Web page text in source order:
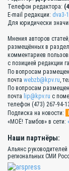
Телефон редактора:
E-mail редакции: dva3-
Для юридически
Мнения авторов
размещённых в
комментариев
с позицией редакции
По вопросам
почта webzb@kpv.ru,
По вопросам
почта lip@kpv.ru с
телефон (473) 267-94-
Подписка на новости:
«МОЁ! Тамбов» в сети:
Наши партнёры:
Альянс руководителей
региональных СМИ